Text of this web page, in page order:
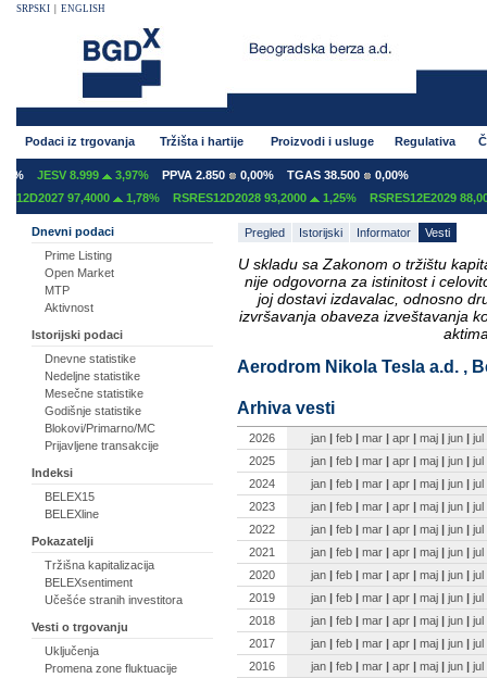
SRPSKI ENGLISH
Podaci iz trgovanja Tržišta i hartije Proizvodi i usluge Regulativa
JESV 8.999 3,97% PPVA 2.850 0,00% TGAS 38.500
0,00%
97,4000
1,78% RSRES12D2028 93,2000 1,25% RSRES12E2029
Dnevni podaci
Prime Listing
Open Market
MTP
Aktivnost
Istorijski podaci
Dnevne statistike
Nedeljne statistike
Mesečne statistike
Godišnje statistike
Blokovi/Primarno/MC
Prijavljene transakcije
Indeksi
BELEX15
BELEXline
Pokazatelji
Tržišna kapitalizacija
BELEXsentiment
Učešće stranih investitora
Vesti o trgovanju
Uključenja
Promena zone fluktuacije
Pregled Istorijski Informator Vesti
U skladu sa Zakonom o tržištu
nije odgovorna za istinitost i
joj dostavi izdavalac, odnosno
izvršavanja obaveza izveštavanja
Aerodrom Nikola Tesla a.d. ,
Arhiva vesti
2026 jan | feb | mar | apr | maj | jun | jul
2025
jan | feb | mar | apr | maj | jun | jul
2024
jan | feb | mar | apr | maj | jun | jul
2023
jan | feb | mar | apr | maj | jun | jul
2022
jan | feb | mar | apr | maj | jun | jul
2021
jan | feb | mar | apr | maj | jun | jul
2020
jan | feb | mar | apr | maj | jun | jul
2019
jan | feb | mar | apr | maj | jun | jul
2018
jan | feb | mar | apr | maj | jun | jul
2017
jan | feb | mar | apr | maj | jun | jul
2016
jan | feb | mar | apr | maj | jun | jul